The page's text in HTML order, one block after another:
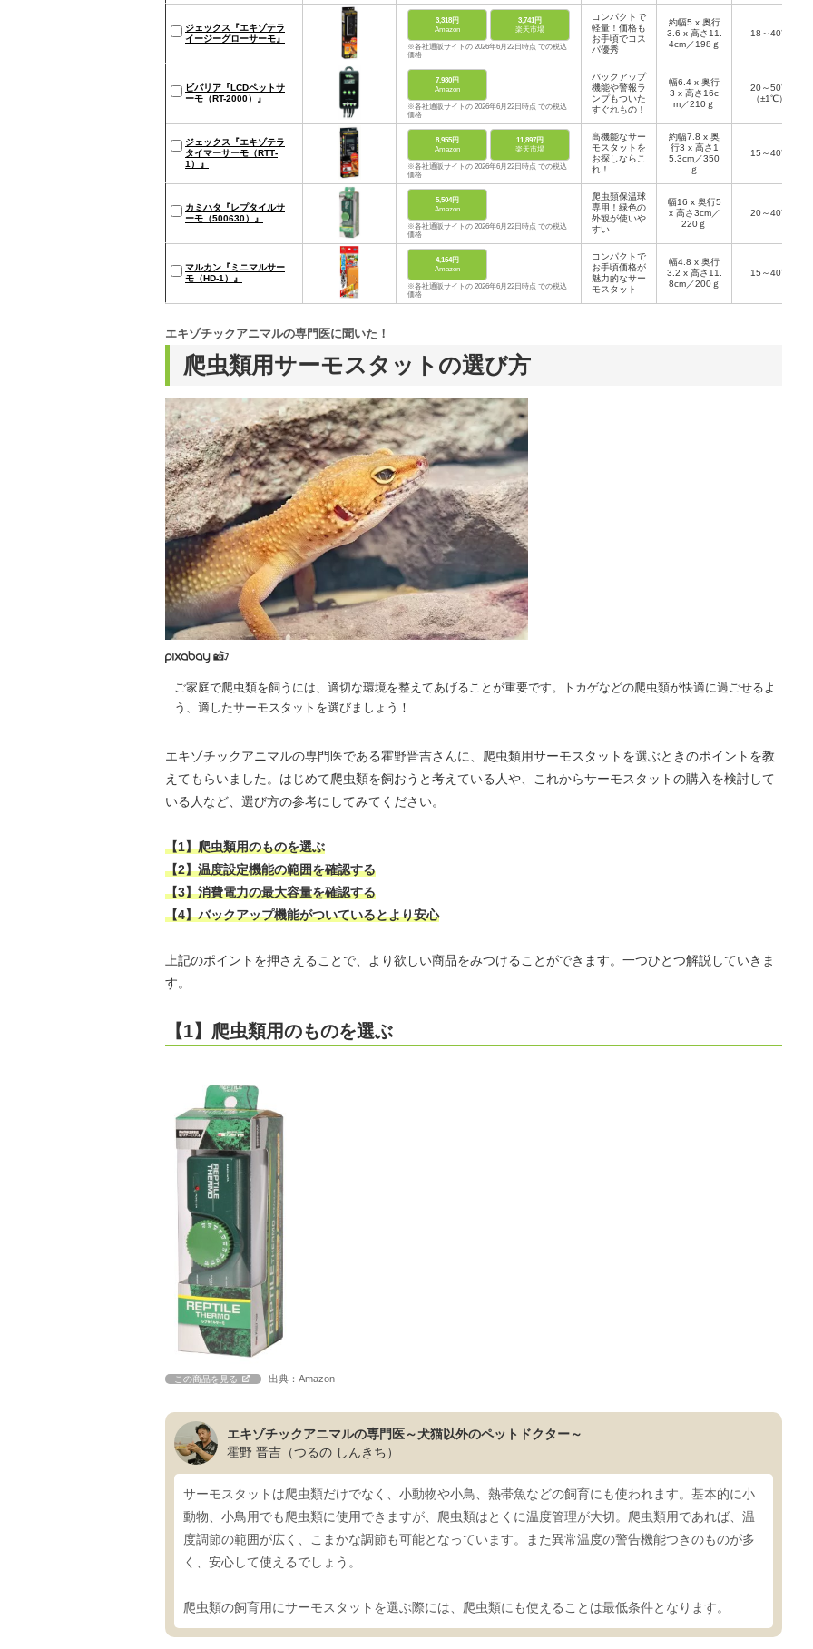
ジェックス『エキゾテラ
イージーグローサーモ』
3,318円
Amazon
3,741円
楽天市場
※各社通販サイトの 2026年6月22日時点 での税込
価格
コンパクトで
軽量！価格も
お手頃でコス
パ優秀
約幅5 x 奥行
3.6 x 高さ11.
4cm／198ｇ
18～40℃
ビバリア『LCDペットサ
ーモ（RT-2000）』
7,980円
Amazon
※各社通販サイトの 2026年6月22日時点 での税込
価格
バックアップ
機能や警報ラ
ンプもついた
すぐれもの！
幅6.4 x 奥行
3 x 高さ16c
m／210ｇ
20～50℃
（±1℃）
ジェックス『エキゾテラ
タイマーサーモ（RTT‐
1）』
8,955円
Amazon
11,897円
楽天市場
※各社通販サイトの 2026年6月22日時点 での税込
価格
高機能なサー
モスタットを
お探しならこ
れ！
約幅7.8 x 奥
行3 x 高さ1
5.3cm／350
ｇ
15～40℃
カミハタ『レプタイルサ
ーモ（500630）』
5,504円
Amazon
※各社通販サイトの 2026年6月22日時点 での税込
価格
爬虫類保温球
専用！緑色の
外観が使いや
すい
幅16 x 奥行5
x 高さ3cm／
220ｇ
20～40℃
マルカン『ミニマルサー
モ（HD-1）』
4,164円
Amazon
※各社通販サイトの 2026年6月22日時点 での税込
価格
コンパクトで
お手頃価格が
魅力的なサー
モスタット
幅4.8 x 奥行
3.2 x 高さ11.
8cm／200ｇ
15～40℃
爬虫類用サーモスタットの選び方
エキゾチックアニマルの専門医に聞いた！
ご家庭で爬虫類を飼うには、適切な環境を整えてあげることが重要です。トカゲなどの爬虫類が快適に過ごせるよ
う、適したサーモスタットを選びましょう！
エキゾチックアニマルの専門医である霍野晋吉さんに、爬虫類用サーモスタットを選ぶときのポイントを教
えてもらいました。はじめて爬虫類を飼おうと考えている人や、これからサーモスタットの購入を検討して
いる人など、選び方の参考にしてみてください。
【1】爬虫類用のものを選ぶ
【2】温度設定機能の範囲を確認する
【3】消費電力の最大容量を確認する
【4】バックアップ機能がついているとより安心
上記のポイントを押さえることで、より欲しい商品をみつけることができます。一つひとつ解説していきま
す。
【1】爬虫類用のものを選ぶ
この商品を見る 出典：Amazon
エキゾチックアニマルの専門医～犬猫以外のペットドクター～
霍野 晋吉（つるの しんきち）
サーモスタットは爬虫類だけでなく、小動物や小鳥、熱帯魚などの飼育にも使われます。基本的に小
動物、小鳥用でも爬虫類に使用できますが、爬虫類はとくに温度管理が大切。爬虫類用であれば、温
度調節の範囲が広く、こまかな調節も可能となっています。また異常温度の警告機能つきのものが多
く、安心して使えるでしょう。
爬虫類の飼育用にサーモスタットを選ぶ際には、爬虫類にも使えることは最低条件となります。